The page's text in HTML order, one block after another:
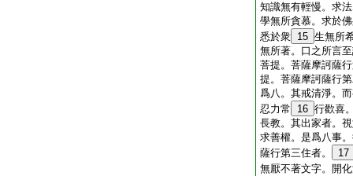
知識無有輕慢。求
學無所貪慕。求於
悉於衆 15 生無所
無所著。口之所言
菩提。菩薩摩訶薩
提。菩薩摩訶薩行
爲八。其戒清淨。
忍力常
16 行歡喜
長教。其出家者。
求善權。是爲八事
薩行第三住者。
17
無厭不著文字。開